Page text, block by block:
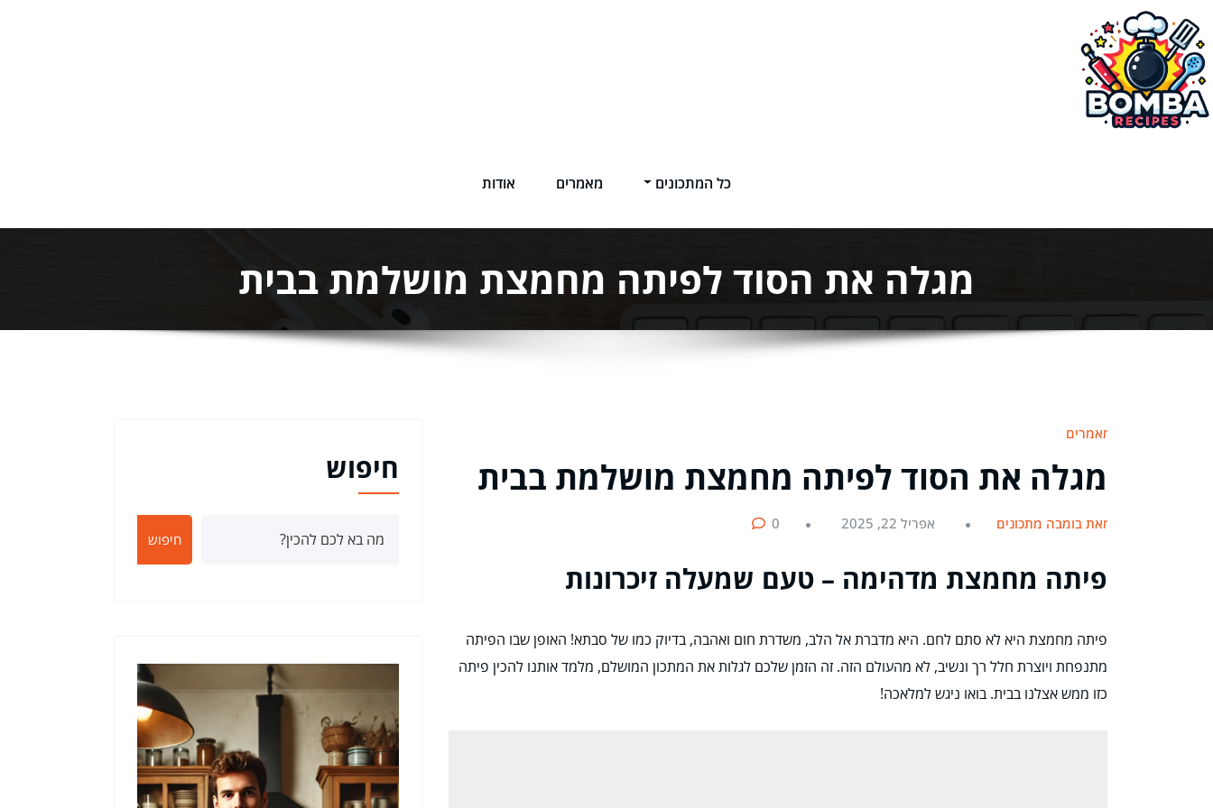
לתוכן
כל המתכונים מאמרים אודות
מגלה את הסוד לפיתה מחמצת מושלמת בבית
מאמרים
מגלה את הסוד לפיתה מחמצת מושלמת בבית
מאת בומבה מתכונים אפריל 22, 2025 0
פיתה מחמצת מדהימה – טעם שמעלה זיכרונות
פיתה מחמצת היא לא סתם לחם. היא מדברת אל הלב, משדרת חום ואהבה, בדיוק כמו של סבתא! האופן שבו הפיתה
מתנפחת ויוצרת חלל רך ונשיב, לא מהעולם הזה. זה הזמן שלכם לגלות את המתכון המושלם, מלמד אותנו להכין פיתה
כזו ממש אצלנו בבית. בואו ניגש למלאכה!
חיפוש
חיפוש